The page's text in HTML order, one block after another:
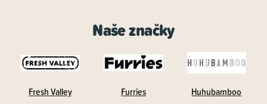
Naše značky
Fresh Valley Furries Huhubamboo